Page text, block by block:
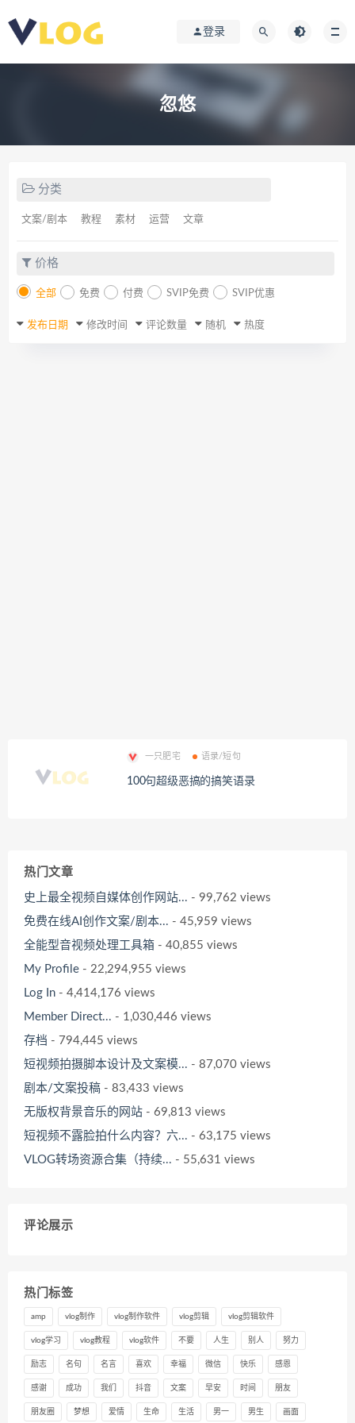
登录
忽悠
分类
文案/剧本 教程 素材 运营 文章
价格
全部 免费 付费 SVIP免费 SVIP优惠
发布日期 修改时间 评论数量 随机 热度
一只肥宅 语录/短句
100句超级恶搞的搞笑语录
热门文章
史上最全视频自媒体创作网站... - 99,762 views
免费在线AI创作文案/剧本... - 45,959 views
全能型音视频处理工具箱 - 40,855 views
My Profile - 22,294,955 views
Log In - 4,414,176 views
Member Direct... - 1,030,446 views
存档 - 794,445 views
短视频拍摄脚本设计及文案模... - 87,070 views
剧本/文案投稿 - 83,433 views
无版权背景音乐的网站 - 69,813 views
短视频不露脸拍什么内容？六... - 63,175 views
VLOG转场资源合集（持续... - 55,631 views
评论展示
热门标签
amp vlog制作 vlog制作软件 vlog剪辑 vlog剪辑软件
vlog学习 vlog教程 vlog软件 不要 人生 别人 努力
励志 名句 名言 喜欢 幸福 微信 快乐 感恩
感谢 成功 我们 抖音 文案 早安 时间 朋友
朋友圈 梦想 爱情 生命 生活 男一 男生 画面